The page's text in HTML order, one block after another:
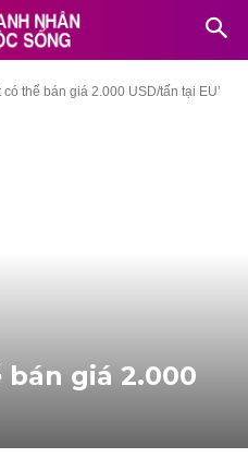
có thể bán giá 2.000 USD/tấn tại EU’
bán giá 2.000